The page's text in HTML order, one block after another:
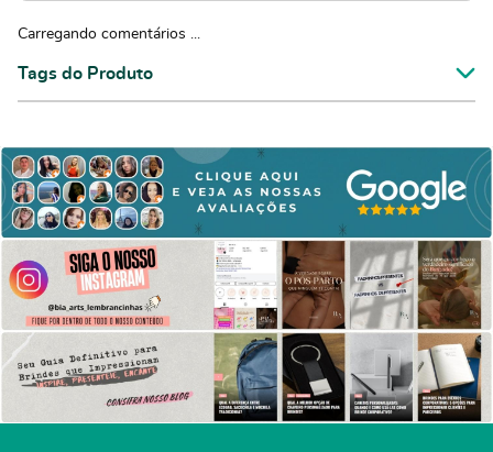
Carregando comentários ...
Tags do Produto